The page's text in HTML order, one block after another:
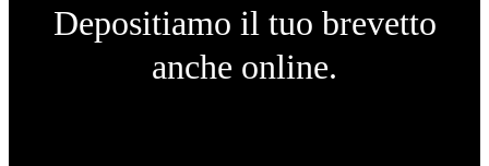
Depositiamo il tuo brevetto
anche online.